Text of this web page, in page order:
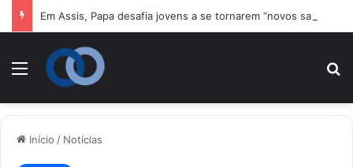
Em Assis, Papa desafia jovens a se tornarem “novos santos”
Menu
Início / Notícias